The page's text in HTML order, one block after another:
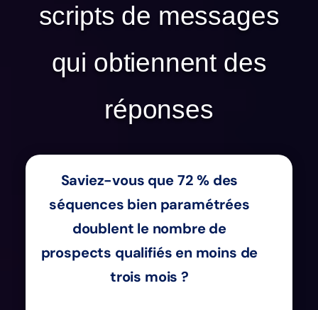
scripts de messages
qui obtiennent des
réponses
Saviez-vous que 72 % des
séquences bien paramétrées
doublent le nombre de
prospects qualifiés en moins de
trois mois ?